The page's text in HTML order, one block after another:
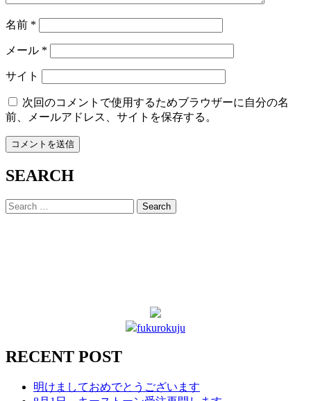
名前 *
メール *
サイト
次回のコメントで使用するためブラウザーに自分の名
前、メールアドレス、サイトを保存する。
SEARCH
fukurokuju
RECENT POST
明けましておめでとうございます